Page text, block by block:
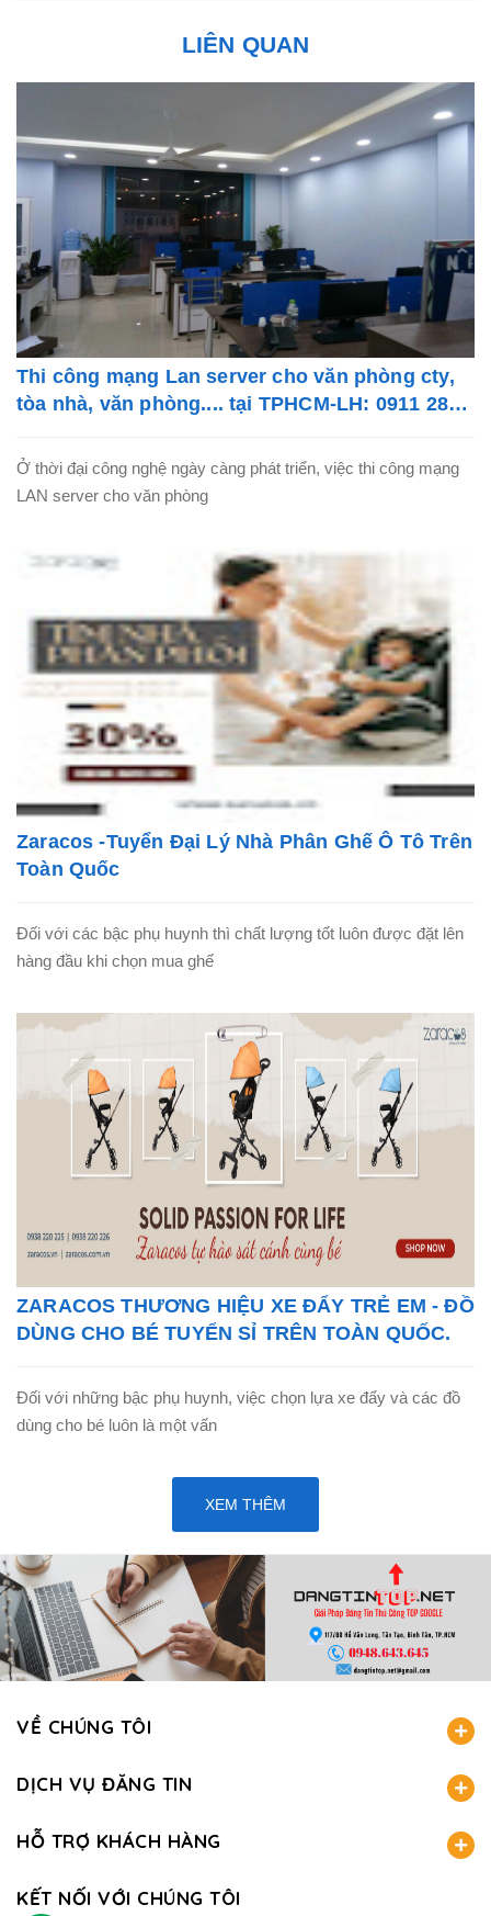
LIÊN QUAN
Thi công mạng Lan server cho văn phòng cty,
tòa nhà, văn phòng.... tại TPHCM-LH: 0911 28
Ở thời đại công nghệ ngày càng phát triển, việc thi công mạng
LAN server cho văn phòng
Zaracos -Tuyển Đại Lý Nhà Phân Ghế Ô Tô Trên
Toàn Quốc
Đối với các bậc phụ huynh thì chất lượng tốt luôn được đặt lên
hàng đầu khi chọn mua ghế
ZARACOS THƯƠNG HIỆU XE ĐẨY TRẺ EM - ĐỒ
DÙNG CHO BÉ TUYỂN SỈ TRÊN TOÀN QUỐC.
Đối với những bậc phụ huynh, việc chọn lựa xe đẩy và các đồ
dùng cho bé luôn là một vấn
XEM THÊM
VỀ CHÚNG TÔI
DỊCH VỤ ĐĂNG TIN
HỖ TRỢ KHÁCH HÀNG
KẾT NỐI VỚI CHÚNG TÔI